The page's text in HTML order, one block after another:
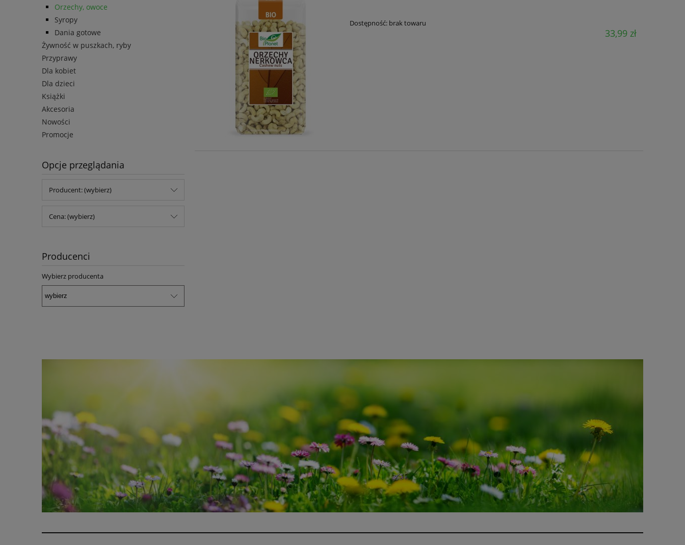
Orzechy, owoce
Syropy
Dania gotowe
Żywność w puszkach, ryby
Przyprawy
Dla kobiet
Dla dzieci
Książki
Akcesoria
Nowości
Promocje
Opcje przeglądania
Producent: (wybierz)
Cena: (wybierz)
Producenci
Wybierz producenta
Dostępność: brak towaru
33,99 zł